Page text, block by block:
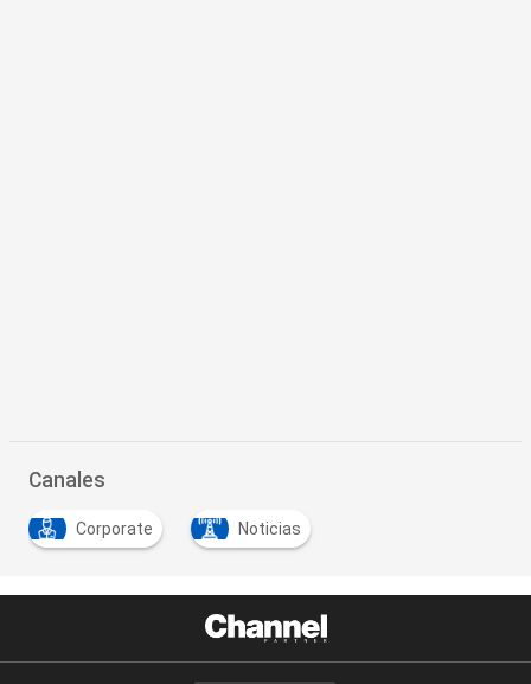
Canales
Corporate Noticias